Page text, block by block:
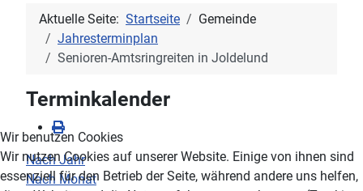
Aktuelle Seite: Startseite
Gemeinde
Jahresterminplan
Senioren-Amtsringreiten in Joldelund
Terminkalender
Nach Jahr
Nach Monat
Wir benutzen Cookies
Wir nutzen Cookies auf unserer Website. Einige von ihnen sind
essenziell für den Betrieb der Seite, während andere uns helfen,